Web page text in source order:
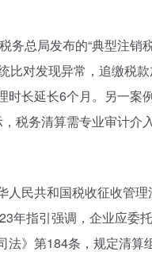
务总局发布的“典型注
比对发现异常，追缴税
时长延长6个月。另一
税务清算需专业审计介
民共和国税收征收管
年指引强调，企业应委
》第184条，规定清